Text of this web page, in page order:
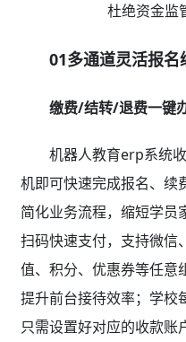
杜绝资金监
01多通道灵活报名
缴费/结转/退费一键
机器人教育erp系统
机即可快速完成报名、续
简化业务流程，缩短学员
扫码快速支付，支持微信
值、积分、优惠券等任意
提升前台接待效率；学校
只需设置好对应的收款账